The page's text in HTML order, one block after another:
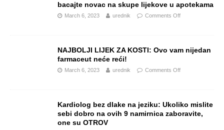
bacajte novac na skupe lijekove u apotekama
March 6, 2023 urednik Comments Off
NAJBOLJI LIJEK ZA KOSTI: Ovo vam nijedan
farmaceut neće reći!
March 6, 2023 urednik Comments Off
Kardiolog bez dlake na jeziku: Ukoliko mislite
sebi dobro na ovih 9 namirnica zaboravite,
one su OTROV